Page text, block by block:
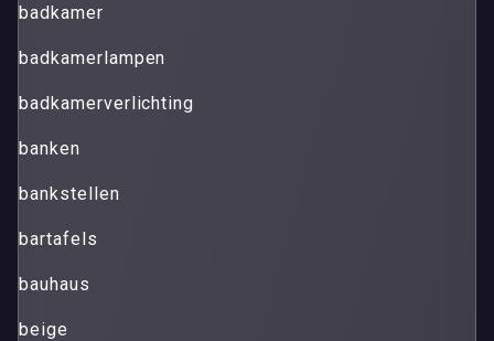
badkamer
badkamerlampen
badkamerverlichting
banken
bankstellen
bartafels
bauhaus
beige